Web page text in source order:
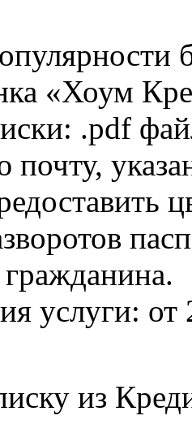
«Хоум
.pdf
почту,
услуги: от
из